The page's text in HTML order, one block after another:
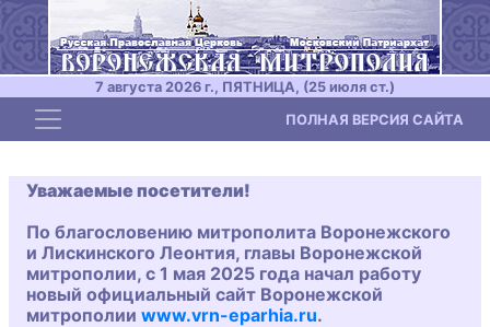
7 августа 2026 г., ПЯТНИЦА, (25 июля ст.)
Toggle navigation ПОЛНАЯ ВЕРСИЯ САЙТА
Уважаемые посетители!
По благословению митрополита Воронежского
и Лискинского Леонтия, главы Воронежской
митрополии, с 1 мая 2025 года начал работу
новый официальный сайт Воронежской
митрополии www.vrn-eparhia.ru.